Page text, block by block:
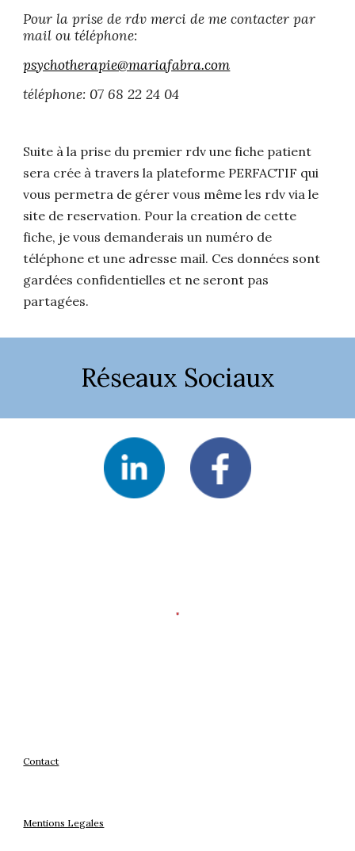
Pour la prise de rdv merci de me contacter par
mail ou téléphone:
psychotherapie@mariafabra.com
téléphone: 07 68 22 24 04
Suite à la prise du premier rdv une fiche patient
sera crée à travers la plateforme PERFACTIF qui
vous permetra de gérer vous même les rdv via le
site de reservation. Pour la creation de cette
fiche, je vous demanderais un numéro de
téléphone et une adresse mail. Ces données sont
gardées confidentielles et ne seront pas
partagées.
Réseaux Sociaux
Contact
Mentions Legales